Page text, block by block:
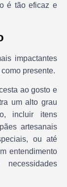
é tão eficaz e
impactantes
presente.
ao gosto e
um alto grau
incluir itens
artesanais
ou até
entendimento